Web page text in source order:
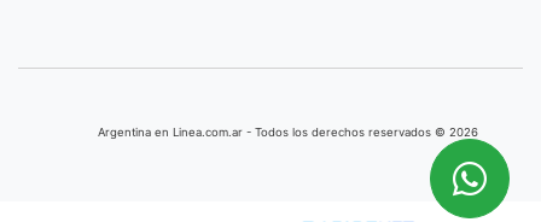
Argentina en Linea.com.ar - Todos los derechos reservados © 2026